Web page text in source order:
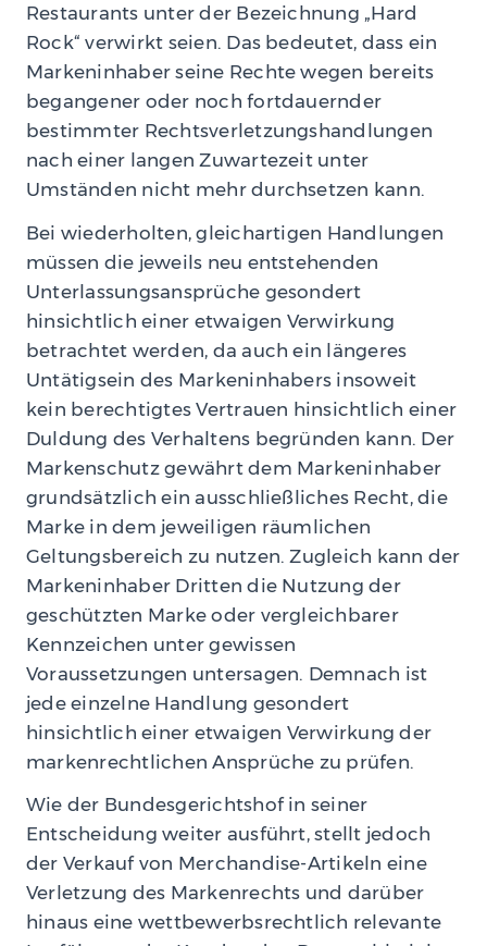
Restaurants unter der Bezeichnung „Hard
Rock“ verwirkt seien. Das bedeutet, dass ein
Markeninhaber seine Rechte wegen bereits
begangener oder noch fortdauernder
bestimmter Rechtsverletzungshandlungen
nach einer langen Zuwartezeit unter
Umständen nicht mehr durchsetzen kann.
Bei wiederholten, gleichartigen Handlungen
müssen die jeweils neu entstehenden
Unterlassungsansprüche gesondert
hinsichtlich einer etwaigen Verwirkung
betrachtet werden, da auch ein längeres
Untätigsein des Markeninhabers insoweit
kein berechtigtes Vertrauen hinsichtlich einer
Duldung des Verhaltens begründen kann. Der
Markenschutz gewährt dem Markeninhaber
grundsätzlich ein ausschließliches Recht, die
Marke in dem jeweiligen räumlichen
Geltungsbereich zu nutzen. Zugleich kann der
Markeninhaber Dritten die Nutzung der
geschützten Marke oder vergleichbarer
Kennzeichen unter gewissen
Voraussetzungen untersagen. Demnach ist
jede einzelne Handlung gesondert
hinsichtlich einer etwaigen Verwirkung der
markenrechtlichen Ansprüche zu prüfen.
Wie der Bundesgerichtshof in seiner
Entscheidung weiter ausführt, stellt jedoch
der Verkauf von Merchandise-Artikeln eine
Verletzung des Markenrechts und darüber
hinaus eine wettbewerbsrechtlich relevante